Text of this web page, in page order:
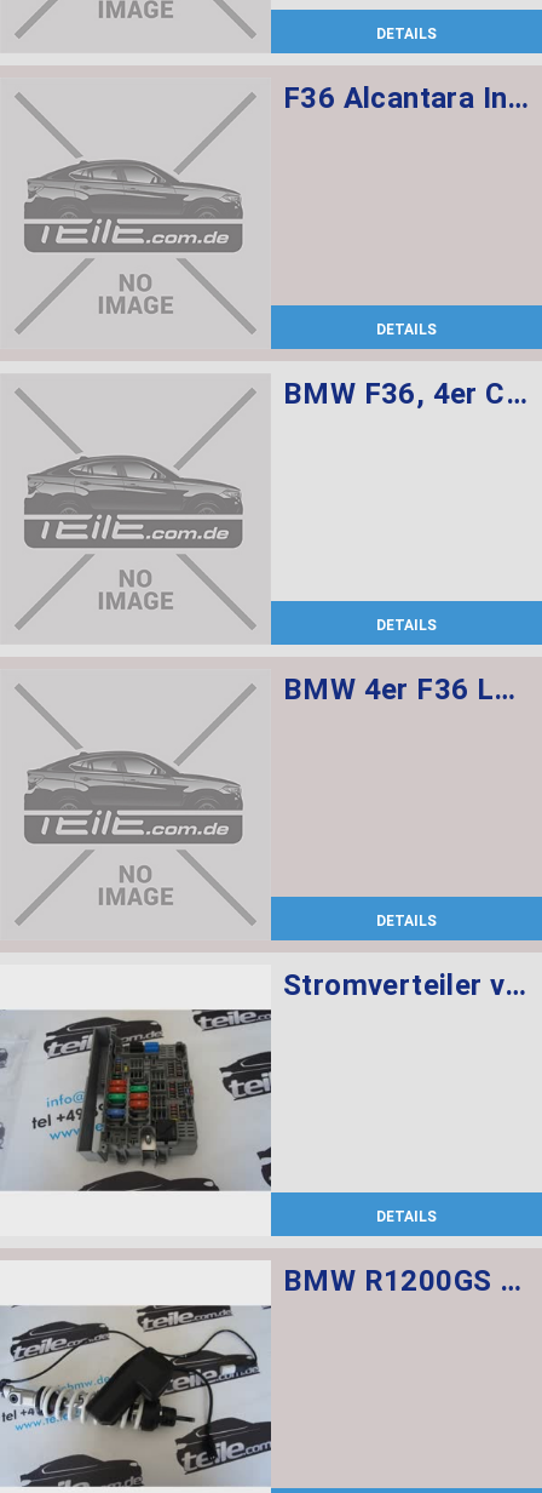
DETAILS
F36 Alcantara Innenausstattung, Sportsitze vorne, Top Zustand
DETAILS
BMW F36, 4er Coupe komplette Innenausstattung Stoff Hexagon Alcantara/ Anthrazit, Sitzheizung und elekt. verstellbare Sitze vorne
DETAILS
BMW 4er F36 Lederausstattung Sportsitze für Fahrer und Beifahrer, Sitzverstellung elektr. m. Memory sowie Sitzheizung vorne
DETAILS
Stromverteiler vorne
DETAILS
BMW R1200GS Federbein vorn ESA